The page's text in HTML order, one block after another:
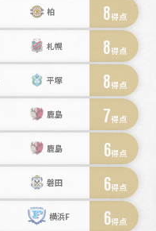
柏 8得点
札幌 8得点
平塚 8得点
鹿島 7得点
鹿島 6得点
磐田 6得点
横浜F 6得点